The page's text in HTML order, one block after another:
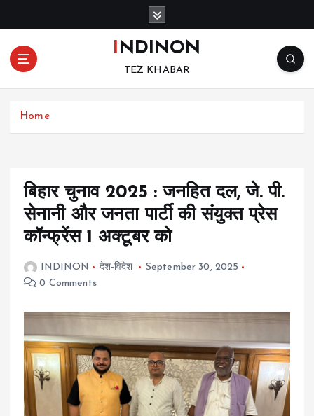
o
INDINON
TEZ KHABAR
Home
बिहार चुनाव 2025 : जनहित दल, जे. पी.
सेनानी और जनता पार्टी की संयुक्त प्रेस
कॉन्फ्रेंस 1 अक्टूबर को
INDINON देश-विदेश
September 30, 2025
0 Comments